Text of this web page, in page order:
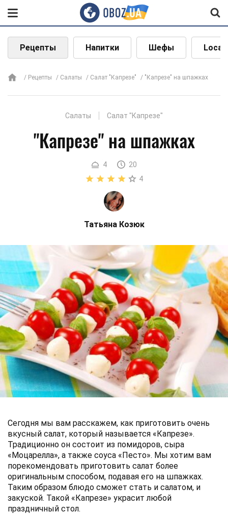
Рецепты Напитки Шефы Local
Рецепты Салаты Салат "Капрезе" "Капрезе" на шпажках
Салаты Салат "Капрезе"
"Капрезе" на шпажках
4
20
4
Татьяна Козюк
Сегодня мы вам расскажем, как приготовить очень
вкусный салат, который называется «Капрезе».
Традиционно он состоит из помидоров, сыра
«Моцарелла», а также соуса «Песто». Мы хотим вам
порекомендовать приготовить салат более
оригинальным способом, подавая его на шпажках.
Таким образом блюдо сможет стать и салатом, и
закуской. Такой «Капрезе» украсит любой
праздничный стол.